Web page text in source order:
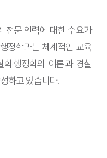
전문 인력에 대한 수요가
정학과는 체계적인 교육
·행정학의 이론과 경찰
하고 있습니다.